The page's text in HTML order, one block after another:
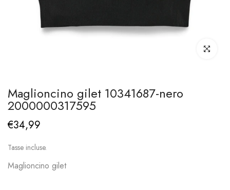
Clicca per
Maglioncino gilet 10341687-nero
2000000317595
€34,99
Tasse incluse.
Maglioncino gilet